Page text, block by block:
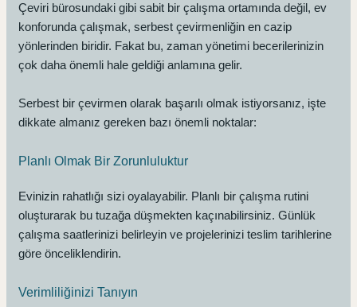
Çeviri bürosundaki gibi sabit bir çalışma ortamında değil, ev
konforunda çalışmak, serbest çevirmenliğin en cazip
yönlerinden biridir. Fakat bu, zaman yönetimi becerilerinizin
çok daha önemli hale geldiği anlamına gelir.
Serbest bir çevirmen olarak başarılı olmak istiyorsanız, işte
dikkate almanız gereken bazı önemli noktalar:
Planlı Olmak Bir Zorunluluktur
Evinizin rahatlığı sizi oyalayabilir. Planlı bir çalışma rutini
oluşturarak bu tuzağa düşmekten kaçınabilirsiniz. Günlük
çalışma saatlerinizi belirleyin ve projelerinizi teslim tarihlerine
göre önceliklendirin.
Verimliliğinizi Tanıyın